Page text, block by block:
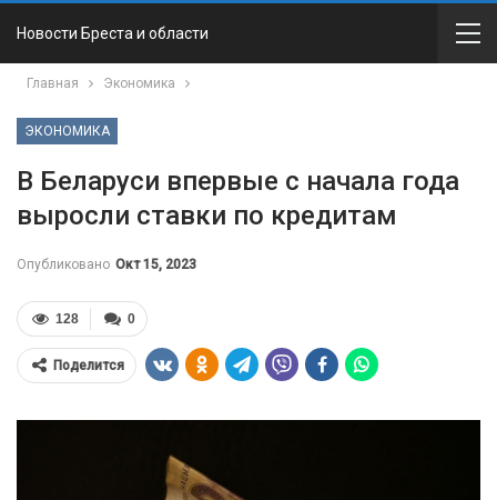
Новости Бреста и области
Главная Экономика
ЭКОНОМИКА
В Беларуси впервые с начала года
выросли ставки по кредитам
Опубликовано Окт 15, 2023
0
128
Поделится